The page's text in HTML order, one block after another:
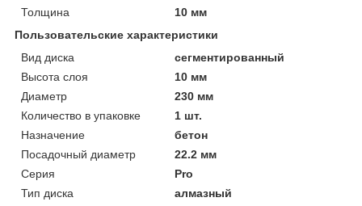
Толщина
10 мм
Пользовательские характеристики
Вид диска
сегментированный
Высота слоя
10 мм
Диаметр
230 мм
Количество в упаковке
1 шт.
Назначение
бетон
Посадочный диаметр
22.2 мм
Серия
Pro
Тип диска
алмазный